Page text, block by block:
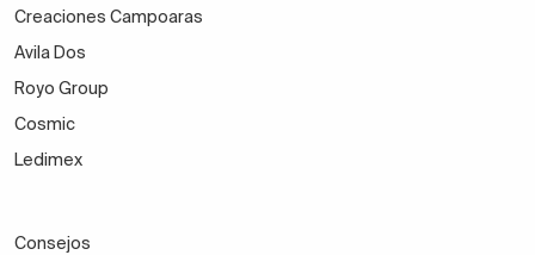
Creaciones Campoaras
Avila Dos
Royo Group
Cosmic
Ledimex
Consejos